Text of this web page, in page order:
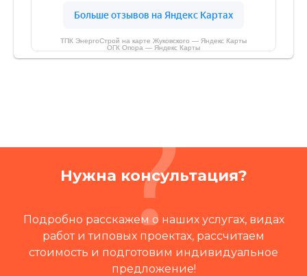
ТПК ЭнергоСтрой на карте Жуковского — Яндекс Карты
ОГК Опора — Яндекс Карты
Нужна консультация?
Подробно расскажем о наших услугах, видах
работ и типовых проектах, рассчитаем
стоимость и подготовим индивидуальное
предложение!